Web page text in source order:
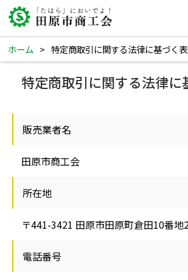
ホーム > 特定商取引に関する法律に基づく
特定商取引に関する法律に
販売業者名
田原市商工会
所在地
〒441-3421 田原市田原町倉田10番地
電話番号